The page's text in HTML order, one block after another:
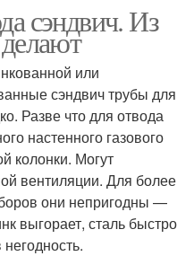
нержавеющей стали
Нержавеющий дымоход
сэндвич. Из
или
сэндвич трубы для
Разве что для отвода
настенного газового
колонки. Могут
вентиляции. Для более
они непригодны —
выгорает, сталь быстро